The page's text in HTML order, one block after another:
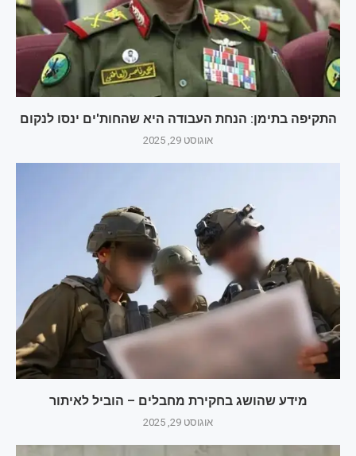
התקיפה בתימן: הנחת העבודה היא שהחות'ים ינסו לנקום
אוגוסט 29, 2025
מידע שהושג בחקירת מחבלים – הוביל לאיתור
אוגוסט 29, 2025